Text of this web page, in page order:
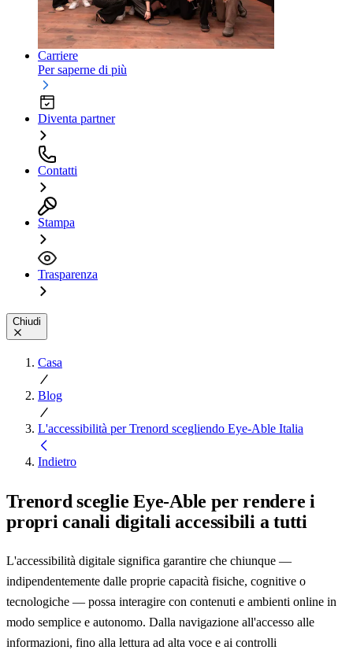
Carriere
Per saperne di più
Diventa partner
Contatti
Stampa
Trasparenza
Chiudi
Casa
Blog
L'accessibilità per Trenord scegliendo Eye-Able Italia
Indietro
Trenord sceglie Eye-Able per rendere i
propri canali digitali accessibili a tutti
L'accessibilità digitale significa garantire che chiunque —
indipendentemente dalle proprie capacità fisiche, cognitive o
tecnologiche — possa interagire con contenuti e ambienti online in
modo semplice e autonomo. Dalla navigazione all'accesso alle
informazioni, fino alla lettura ad alta voce e ai controlli